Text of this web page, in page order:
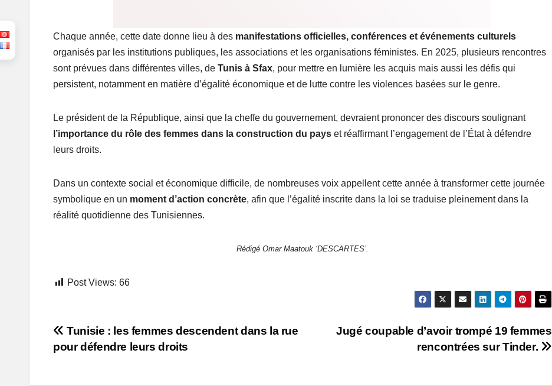
Chaque année, cette date donne lieu à des manifestations officielles, conférences et événements culturels
organisés par les institutions publiques, les associations et les organisations féministes. En 2025, plusieurs rencontres
sont prévues dans différentes villes, de Tunis à Sfax, pour mettre en lumière les acquis mais aussi les défis qui
persistent, notamment en matière d’égalité économique et de lutte contre les violences basées sur le genre.
Le président de la République, ainsi que la cheffe du gouvernement, devraient prononcer des discours soulignant
l’importance du rôle des femmes dans la construction du pays et réaffirmant l’engagement de l’État à défendre
leurs droits.
Dans un contexte social et économique difficile, de nombreuses voix appellent cette année à transformer cette journée
symbolique en un moment d’action concrète, afin que l’égalité inscrite dans la loi se traduise pleinement dans la
réalité quotidienne des Tunisiennes.
Rédigé Omar Maatouk ‘DESCARTES’.
Post Views: 66
Post
navigation
Jugé coupable d’avoir trompé 19 femmes
rencontrées sur Tinder.
Tunisie : les femmes descendent dans la rue
pour défendre leurs droits